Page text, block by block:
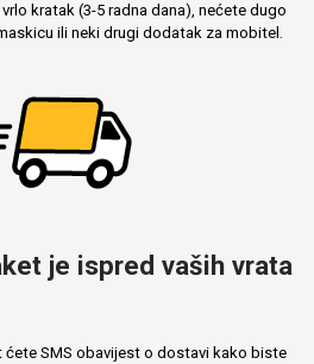
kratak (3-5 radna dana), nećete dugo
ili neki drugi dodatak za mobitel.
je ispred vaših vrata
ćete SMS obavijest o dostavi kako biste